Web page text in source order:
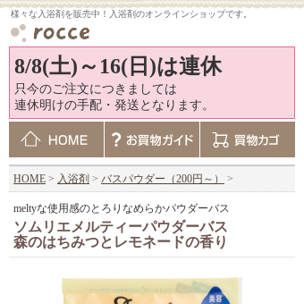
様々な入浴剤を販売中！入浴剤のオンラインショップです。
8/8(土)～16(日)は連休
只今のご注文につきましては
連休明けの手配・発送となります。
HOME > 入浴剤 > バスパウダー（200円～） >
meltyな使用感のとろりなめらかパウダーバス
ソムリエメルティーパウダーバス
森のはちみつとレモネードの香り